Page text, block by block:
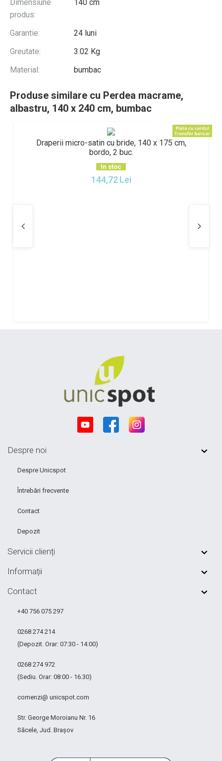
Dimensiune
produs:
140 cm
Garantie:
24 luni
Greutate:
3.02 Kg
Material:
bumbac
Produse similare cu Perdea macrame,
albastru, 140 x 240 cm, bumbac
Draperii micro-satin cu bride, 140 x 175 cm,
bordo, 2 buc.
In stoc
144,72 Lei
Despre noi
Despre Unicspot
Întrebări frecvente
Contact
Depozit
Servicii clienți
Informații
Contact
+40 756 075 297
0268 274 214
(Depozit. Orar: 07:30 - 14:00)
0268 274 972
(Sediu. Orar: 08:00 - 16.30)
comenzi@ unicspot.com
Str. George Moroianu Nr. 16
Săcele, Jud. Brașov